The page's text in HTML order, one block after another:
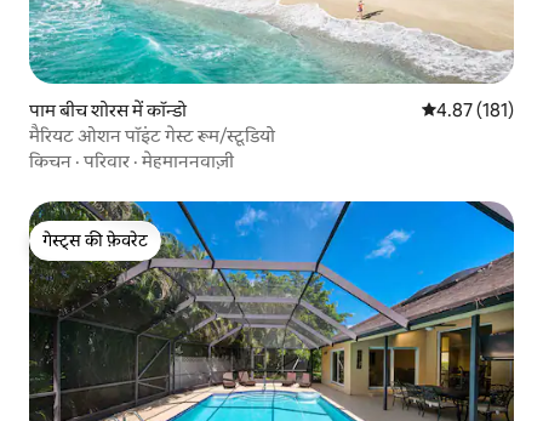
पाम बीच शोरस में कॉन्डो औसत रेटिंग 5 में से
4.87 (181)
मैरियट ओशन पॉइंट गेस्ट रूम/स्टूडियो
किचन ·परिवार ·मेहमाननवाज़ी
गेस्ट्स की फ़ेवरेट
गेस्ट्स की फ़ेवरेट